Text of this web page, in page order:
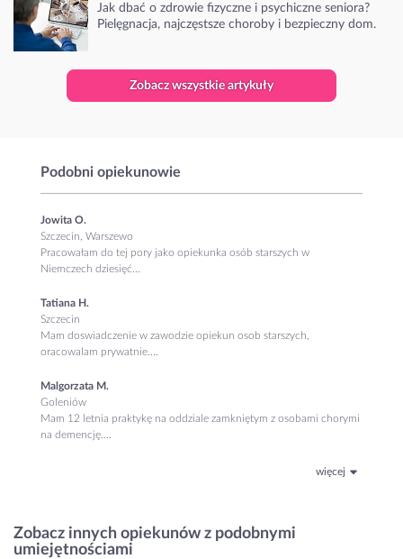
Jak dbać o zdrowie fizyczne i psychiczne seniora?
Pielęgnacja, najczęstsze choroby i bezpieczny dom.
Zobacz wszystkie artykuły
Podobni opiekunowie
Jowita O.
Szczecin, Warszewo
Pracowałam do tej pory jako opiekunka osób starszych w
Niemczech dziesięć...
Tatiana H.
Szczecin
Mam doswiadczenie w zawodzie opiekun osob starszych,
oracowalam prywatnie....
Malgorzata M.
Goleniów
Mam 12 letnia praktykę na oddziale zamkniętym z osobami chorymi
na demencję....
więcej
Zobacz innych opiekunów z podobnymi
umiejętnościami